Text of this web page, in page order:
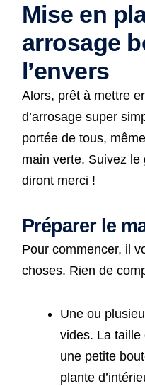
Mise en
arrosage
l’envers
Alors, prêt à mettre
d’arrosage super
portée de tous,
main verte. Suivez
diront merci !
Préparer le
Pour commencer, il
choses. Rien de
Une ou
vides. La taille
une petite
plante